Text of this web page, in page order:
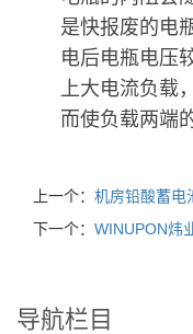
是快报废的电
电后电瓶电压
上大电流负载
而使负载两端
上一个： 机房铅酸蓄电
下一个： WINUPON炜
导航栏目